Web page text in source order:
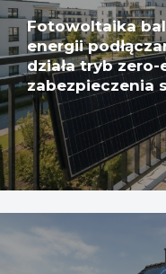
Fotowoltaika
energii
działa tryb
zabezpieczenia